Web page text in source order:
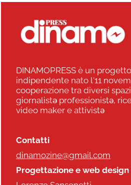
DINAMOPRESS è un
indipendente nato l'11
cooperazione tra diversi
giornalistə professionistə,
video maker e attivistə
Contatti
dinamozine@gmail.com
Progettazione e web design